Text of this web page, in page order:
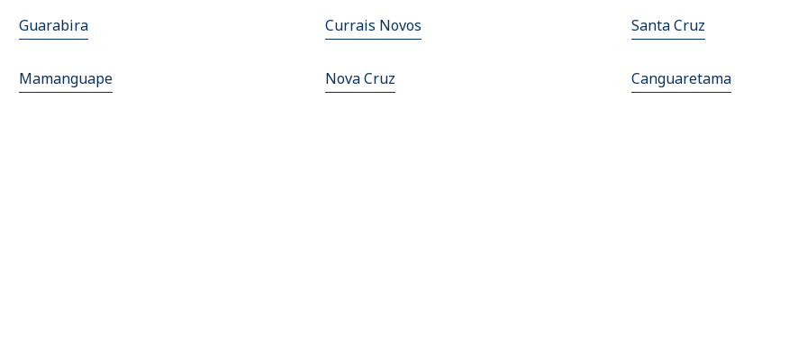
Guarabira Currais Novos Santa Cruz
Mamanguape Nova Cruz Canguaretama